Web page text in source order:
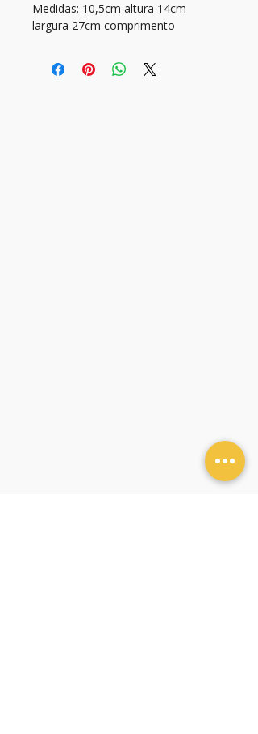
Medidas: 10,5cm altura 14cm
largura 27cm comprimento